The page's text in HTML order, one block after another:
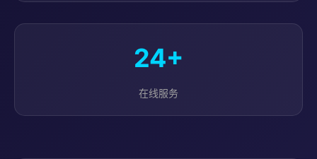
24+
在线服务